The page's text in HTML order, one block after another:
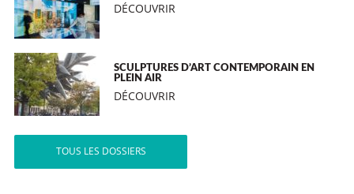
DÉCOUVRIR
SCULPTURES D’ART CONTEMPORAIN EN
PLEIN AIR
DÉCOUVRIR
TOUS LES DOSSIERS